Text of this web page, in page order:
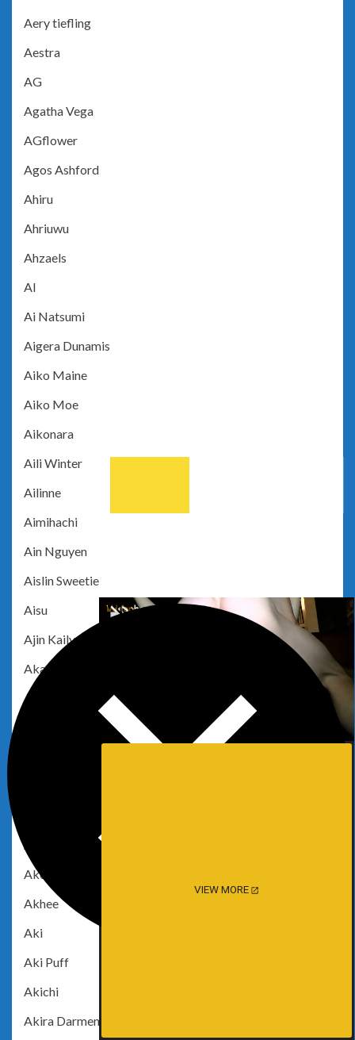
VIEW MORE
Aery tiefling
Aestra
AG
Agatha Vega
AGflower
Agos Ashford
Ahiru
Ahriuwu
Ahzaels
AI
Ai Natsumi
Aigera Dunamis
Aiko Maine
Aiko Moe
Aikonara
Aili Winter
Ailinne
Aimihachi
Ain Nguyen
Aislin Sweetie
Aisu
Ajin Kaily
Akakumiu
Akamesg
Akemi101xoxo
Akemy Sama
Akhee
Aki
Aki Puff
Akichi
Akira Darmenaoki